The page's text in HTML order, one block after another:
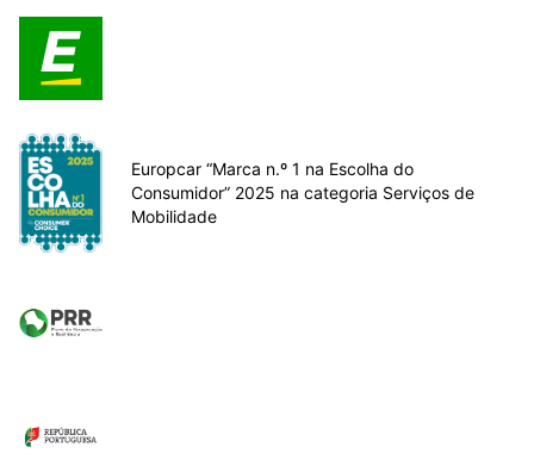
Europcar “Marca n.º 1 na Escolha do
Consumidor” 2025 na categoria Serviços de
Mobilidade